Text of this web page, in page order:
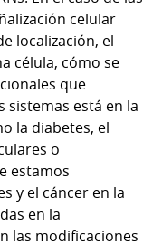
celular
localización, el
célula, cómo se
que
sistemas está en la
la diabetes, el
o
estamos
y el cáncer en la
en la
las modificaciones